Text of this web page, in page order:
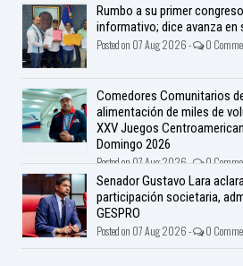
Rumbo a su primer
informativo; dice avanza en
Posted on 07 Aug 2026 - 0
Comedores Comunitarios
alimentación de miles de
XXV Juegos
Domingo 2026
Posted on 07 Aug 2026 - 0
Senador Gustavo Lara
participación societaria,
GESPRO
Posted on 07 Aug 2026 - 0